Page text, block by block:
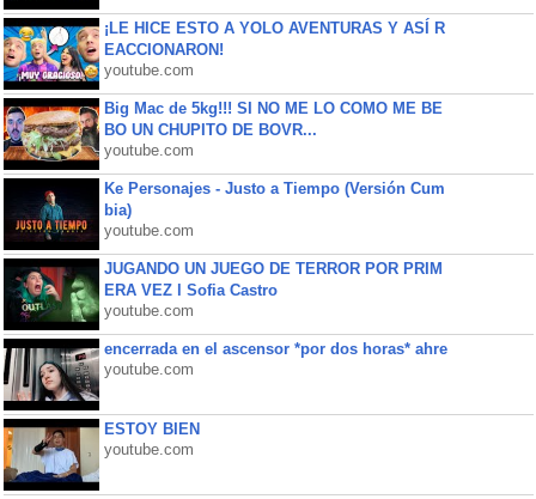
¡LE HICE ESTO A YOLO AVENTURAS Y ASÍ R
EACCIONARON!
youtube.com
Big Mac de 5kg!!! SI NO ME LO COMO ME BE
BO UN CHUPITO DE BOVR...
youtube.com
Ke Personajes - Justo a Tiempo (Versión Cum
bia)
youtube.com
JUGANDO UN JUEGO DE TERROR POR PRIM
ERA VEZ l Sofia Castro
youtube.com
encerrada en el ascensor *por dos horas* ahre
youtube.com
ESTOY BIEN
youtube.com